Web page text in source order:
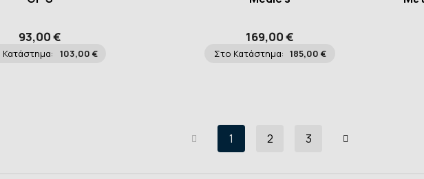
93,00 €
103,00 €
169,00 €
Στο Κατάστημα: 185,00 €
1 2 3